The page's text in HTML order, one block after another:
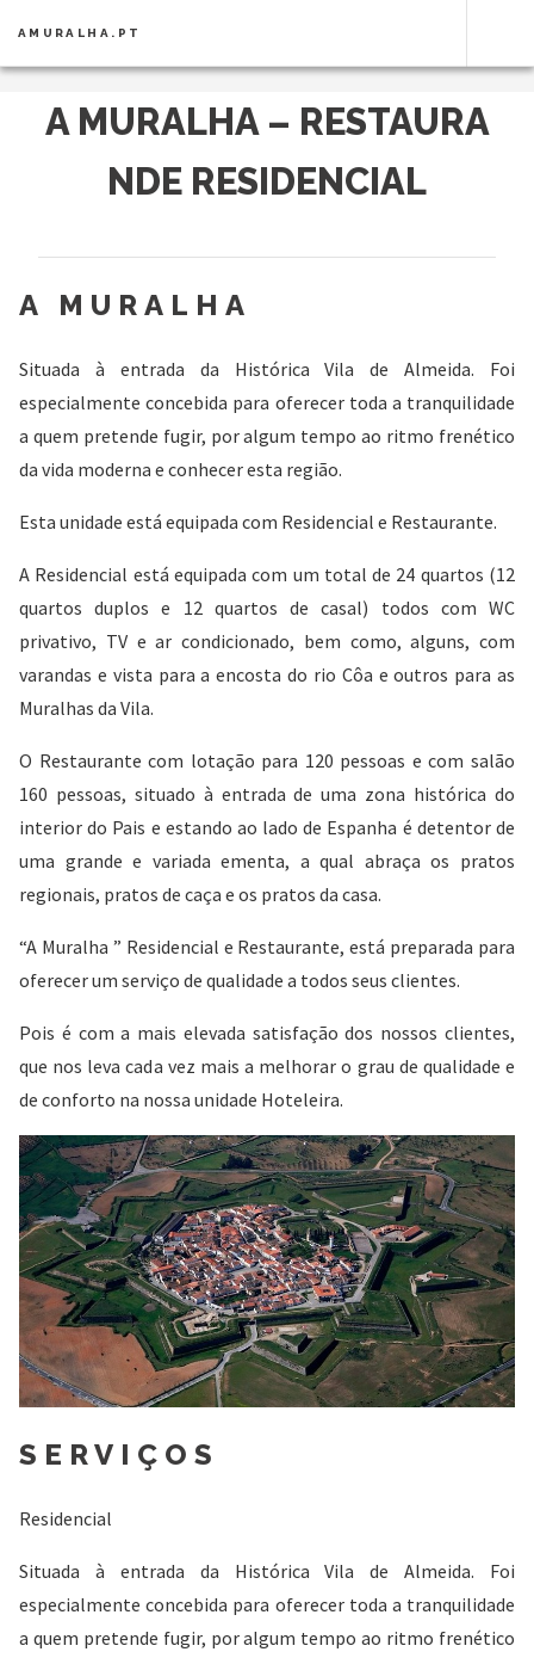
AMURALHA.PT
A MURALHA – RESTAURA
NDE RESIDENCIAL
A MURALHA
Situada à entrada da Histórica Vila de Almeida. Foi
especialmente concebida para oferecer toda a tranquilidade
a quem pretende fugir, por algum tempo ao ritmo frenético
da vida moderna e conhecer esta região.
Esta unidade está equipada com Residencial e Restaurante.
A Residencial está equipada com um total de 24 quartos (12
quartos duplos e 12 quartos de casal) todos com WC
privativo, TV e ar condicionado, bem como, alguns, com
varandas e vista para a encosta do rio Côa e outros para as
Muralhas da Vila.
O Restaurante com lotação para 120 pessoas e com salão
160 pessoas, situado à entrada de uma zona histórica do
interior do Pais e estando ao lado de Espanha é detentor de
uma grande e variada ementa, a qual abraça os pratos
regionais, pratos de caça e os pratos da casa.
“A Muralha ” Residencial e Restaurante, está preparada para
oferecer um serviço de qualidade a todos seus clientes.
Pois é com a mais elevada satisfação dos nossos clientes,
que nos leva cada vez mais a melhorar o grau de qualidade e
de conforto na nossa unidade Hoteleira.
SERVIÇOS
Residencial
Situada à entrada da Histórica Vila de Almeida. Foi
especialmente concebida para oferecer toda a tranquilidade
a quem pretende fugir, por algum tempo ao ritmo frenético